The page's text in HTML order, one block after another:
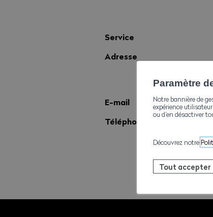
Service
Adresse
E-mail
Téléphone
Paramètre
Notre bannière de
expérience
ou d’en désactiver
Découvrez notre
Tout accepter